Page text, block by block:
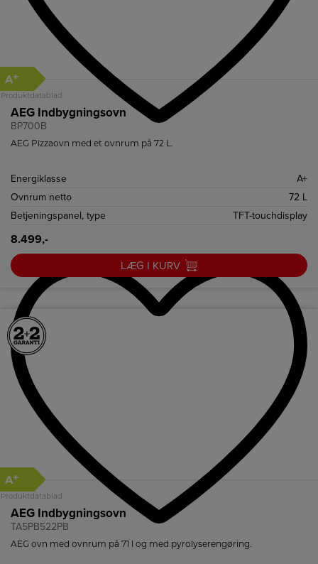
A+
Produktdatablad
AEG Indbygningsovn
BP700B
AEG Pizzaovn med et ovnrum på 72 L.
Energiklasse
A+
Ovnrum netto
72 L
Betjeningspanel, type
TFT-touchdisplay
8.499,-
LÆG I KURV
A+
Produktdatablad
AEG Indbygningsovn
TA5PB522PB
AEG ovn med ovnrum på 71 l og med pyrolyserengøring.